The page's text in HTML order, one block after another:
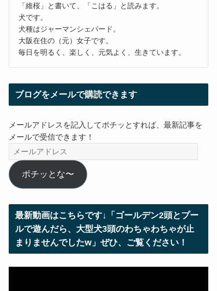
「維桜」と書いて、「こはる」と読みます。
犬です。
犬種はジャーマンシェパード。
大阪在住の（元）女子です。
毎日を明るく、楽しく、元気よく、生きています。
ブログをメールで購読できます
メールアドレスを記入してポチッとすれば、最新記事を
メールで受信できます！
メ
ー
ル
ア
ス
ポチッとな〜
最新動画はこちらです↓「ゴールデン2頭とプー
ルで遊んだら、大型犬3頭のわちゃわちゃが止
まりませんでしたw」ぜひ、ご覧ください！